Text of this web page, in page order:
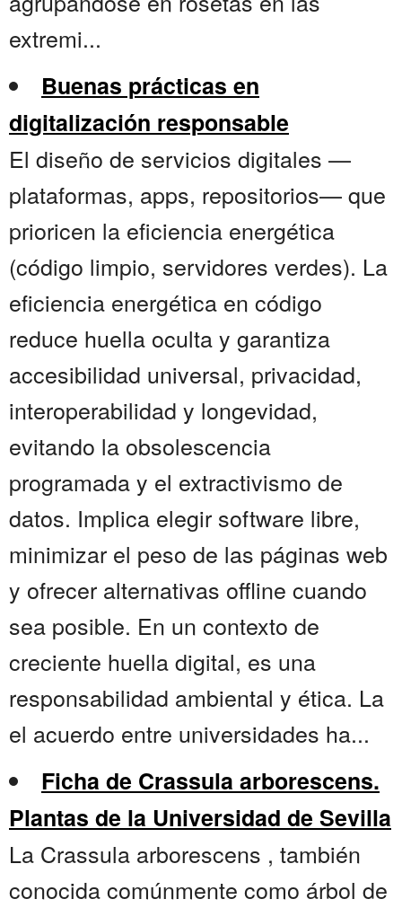
extremi...
Buenas prácticas en
digitalización responsable
El diseño de servicios digitales —
plataformas, apps, repositorios— que
prioricen la eficiencia energética
(código limpio, servidores verdes). La
eficiencia energética en código
reduce huella oculta y garantiza
accesibilidad universal, privacidad,
interoperabilidad y longevidad,
evitando la obsolescencia
programada y el extractivismo de
datos. Implica elegir software libre,
minimizar el peso de las páginas web
y ofrecer alternativas offline cuando
sea posible. En un contexto de
creciente huella digital, es una
responsabilidad ambiental y ética. La
el acuerdo entre universidades ha...
Ficha de Crassula arborescens.
Plantas de la Universidad de Sevilla
La Crassula arborescens , también
conocida comúnmente como árbol de